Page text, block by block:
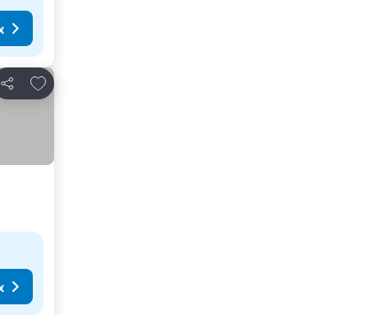
Partager
Ajouter à mes favoris